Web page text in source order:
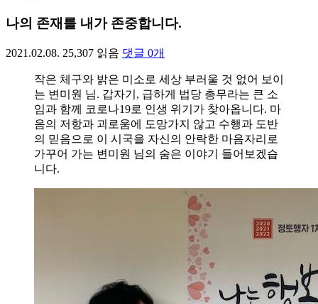
나의 존재를 내가 존중합니다.
2021.02.08. 25,307 읽음 댓글 0개
작은 체구와 밝은 미소로 세상 부러울 것 없어 보이
는 변미원 님. 갑자기, 급하게 법당 총무라는 큰 소
임과 함께 코로나19로 인생 위기가 찾아옵니다. 마
음의 저항과 괴로움에 도망가지 않고 수행과 도반
의 믿음으로 이 시국을 자신의 안락한 마음자리로
가꾸어 가는 변미원 님의 숨은 이야기 들어보겠습
니다.